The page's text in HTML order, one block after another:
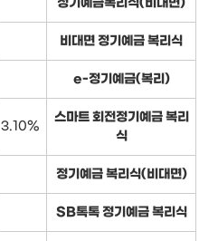
정기예금복리식(비대면)
비대면 정기예금 복리식
e-정기예금(복리)
3.10%
스마트 회전정기예금 복리
식
정기예금 복리식(비대면)
SB톡톡 정기예금 복리식